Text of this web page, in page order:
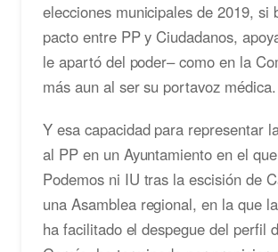
elecciones municipales de 2019, si
pacto entre PP y Ciudadanos,
le apartó del poder– como en la
más aun al ser su portavoz médica.
Y esa capacidad para representar
al PP en un Ayuntamiento en el
Podemos ni IU tras la escisión de
una Asamblea regional, en la que
ha facilitado el despegue del perfil